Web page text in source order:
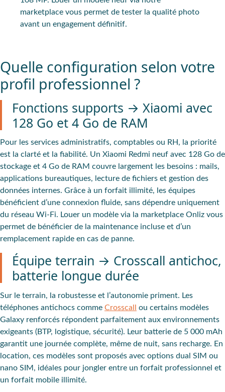
marketplace vous permet de tester la qualité photo
avant un engagement définitif.
Quelle configuration selon votre
profil professionnel ?
Fonctions supports → Xiaomi avec
128 Go et 4 Go de RAM
Pour les services administratifs, comptables ou RH, la priorité
est la clarté et la fiabilité. Un Xiaomi Redmi neuf avec 128 Go de
stockage et 4 Go de RAM couvre largement les besoins : mails,
applications bureautiques, lecture de fichiers et gestion des
données internes. Grâce à un forfait illimité, les équipes
bénéficient d’une connexion fluide, sans dépendre uniquement
du réseau Wi-Fi. Louer un modèle via la marketplace Onliz vous
permet de bénéficier de la maintenance incluse et d’un
remplacement rapide en cas de panne.
Équipe terrain → Crosscall antichoc,
batterie longue durée
Sur le terrain, la robustesse et l’autonomie priment. Les
téléphones antichocs comme Crosscall
ou certains modèles
Galaxy renforcés répondent parfaitement aux environnements
exigeants (BTP, logistique, sécurité). Leur batterie de 5 000 mAh
garantit une journée complète, même de nuit, sans recharge. En
location, ces modèles sont proposés avec options dual SIM ou
nano SIM, idéales pour jongler entre un forfait professionnel et
un forfait mobile illimité.